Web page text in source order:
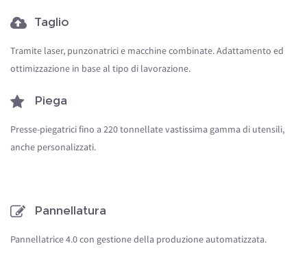
Taglio
Tramite laser, punzonatrici e macchine combinate. Adattamento ed
ottimizzazione in base al tipo di lavorazione.
Piega
Presse-piegatrici fino a 220 tonnellate vastissima gamma di utensili,
anche personalizzati.
Pannellatura
Pannellatrice 4.0 con gestione della produzione automatizzata.